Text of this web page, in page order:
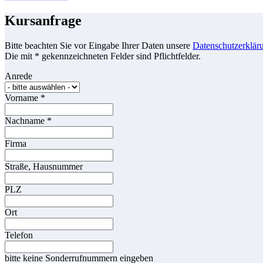
Kursanfrage
Bitte beachten Sie vor Eingabe Ihrer Daten unsere
Die mit * gekennzeichneten Felder sind Pflichtfelder.
Anrede
Vorname *
Nachname *
Firma
Straße, Hausnummer
PLZ
Ort
Telefon
bitte keine Sonderrufnummern eingeben